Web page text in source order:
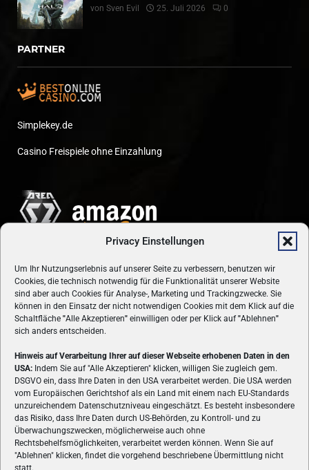
Privacy Einstellungen
Um Ihr Nutzungserlebnis auf unserer Seite zu verbessern, benutzen wir
Cookies, die technisch notwendig für die Funktionalität unserer Website
sind aber auch Cookies für Analyse-, Marketing und Trackingzwecke. Sie
können in den Einsatz der nicht notwendigen Cookies mit dem Klick auf die
Schaltfläche "Alle Akzeptieren" einwilligen oder per Klick auf"Ablehnen"
sich anders entscheiden.
Hinweis auf Verarbeitung Ihrer auf dieser Webseite erhobenen Daten in den
USA: Indem Sie auf "Alle Akzeptieren" klicken, willigen Sie zugleich gem.
DSGVO ein, dass Ihre Daten in den USA verarbeitet werden. Die USA werden
vom Europäischen Gerichtshof als ein Land mit einem nach EU-Standards
unzureichendem Datenschutzniveau eingeschätzt. Es besteht insbesondere
das Risiko, dass Ihre Daten durch US-Behörden, zu Kontroll- und zu
Überwachungszwecken, möglicherweise auch ohne
Rechtsbehelfsmöglichkeiten, verarbeitet werden können. Wenn Sie auf
"Ablehnen" klicken, findet die vorgehend beschriebene Übermittlung nicht
statt.
von Sven Evil 25. Juli 2026 0
PARTNER
Simplekey.de
Casino Freispiele ohne Einzahlung
ÜBER UNS
VON GAMERN, FÜR GAMER! Gamers.at ist das älteste Online-
Spielemagazin Österreichs und bringt täglich aktuelle News,
Reviews und Videos zu PC- und Konsolenspielen, Gaming-
Hardware und aus der Welt des e-Sport's.